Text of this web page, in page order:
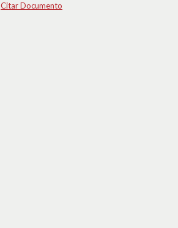
Citar Documento